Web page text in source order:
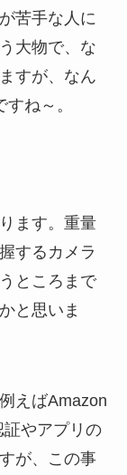
苦手な人に
大物で、な
すが、なん
ね～。
ます。重量
するカメラ
ところまで
と思いま
えばAmazon
やアプリの
が、この事